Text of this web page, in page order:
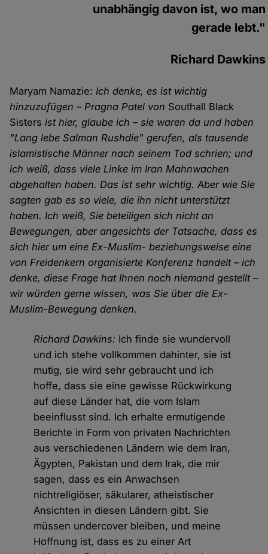
unabhängig davon ist, wo man
gerade lebt."
Richard Dawkins
Maryam Namazie:Ich denke, es ist wichtig
hinzuzufügen – Pragna Patel von Southall Black
Sisters ist hier, glaube ich – sie waren da und haben
"Lang lebe Salman Rushdie" gerufen, als tausende
islamistische Männer nach seinem Tod schrien; und
ich weiß, dass viele Linke im Iran Mahnwachen
abgehalten haben. Das ist sehr wichtig. Aber wie Sie
sagten gab es so viele, die ihn nicht unterstützt
haben. Ich weiß, Sie beteiligen sich nicht an
Bewegungen, aber angesichts der Tatsache, dass es
sich hier um eine Ex-Muslim- beziehungsweise eine
von Freidenkern organisierte Konferenz handelt – ich
denke, diese Frage hat Ihnen noch niemand gestellt –
wir würden gerne wissen, was Sie über die Ex-
Muslim-Bewegung denken.
Richard Dawkins: Ich finde sie wundervoll
und ich stehe vollkommen dahinter, sie ist
mutig, sie wird sehr gebraucht und ich
hoffe, dass sie eine gewisse Rückwirkung
auf diese Länder hat, die vom Islam
beeinflusst sind. Ich erhalte ermutigende
Berichte in Form von privaten Nachrichten
aus verschiedenen Ländern wie dem Iran,
Ägypten, Pakistan und dem Irak, die mir
sagen, dass es ein Anwachsen
nichtreligiöser, säkularer, atheistischer
Ansichten in diesen Ländern gibt. Sie
müssen undercover bleiben, und meine
Hoffnung ist, dass es zu einer Art